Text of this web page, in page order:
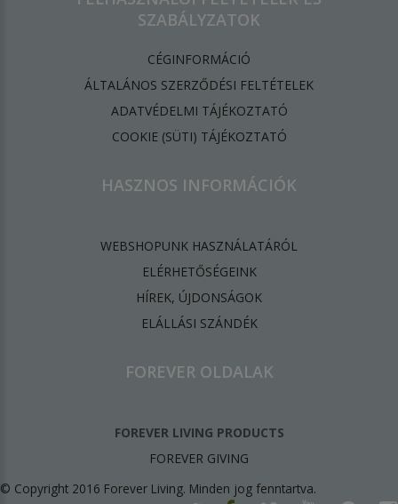
SZABÁLYZATOK
CÉGINFORMÁCIÓ
ÁLTALÁNOS SZERZŐDÉSI FELTÉTELEK
ADATVÉDELMI TÁJÉKOZTATÓ
​COOKIE (SÜTI) TÁJÉKOZTATÓ
HASZNOS INFORMÁCIÓK
WEBSHOPUNK HASZNÁLATÁRÓL
ELÉRHETŐSÉGEINK
HÍREK, ÚJDONSÁGOK
ELÁLLÁSI SZÁNDÉK
FOREVER OLDALAK
FOREVER LIVING PRODUCTS
FOREVER GIVING
© Copyright 2016 Forever Living. Minden jog fenntartva.